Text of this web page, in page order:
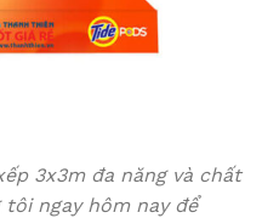
3x3m đa năng và chất
ngay hôm nay để